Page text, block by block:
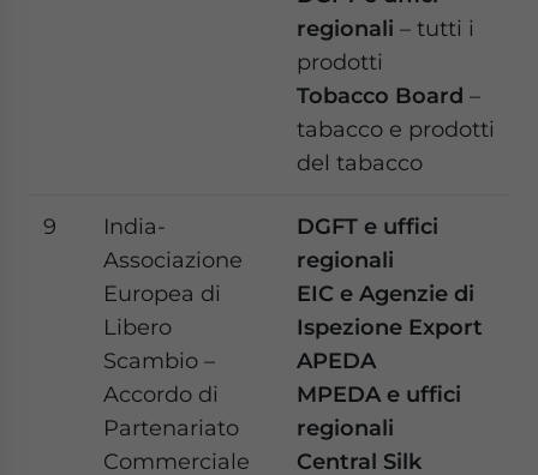
regionali – tutti i
prodotti
Tobacco Board –
tabacco e prodotti
del tabacco
9
India-
Associazione
Europea di
Libero
Scambio –
Accordo di
Partenariato
Commerciale
DGFT e uffici
regionali
EIC e Agenzie di
Ispezione Export
APEDA
MPEDA e uffici
regionali
Central Silk